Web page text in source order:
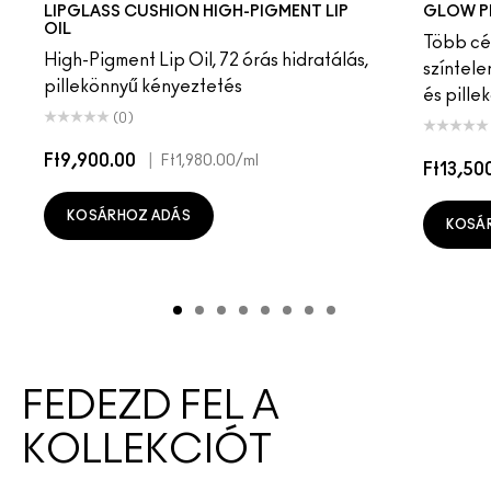
LIPGLASS CUSHION HIGH-PIGMENT LIP
OIL
High-Pigment Lip Oil, 72 órás hidratálás,
pillekönnyű kényeztetés
(0)
Ft9,900.00 Ft1,980.00/ml
KOSÁRHOZ ADÁS
GLOW
Több
és
FEDEZD FEL A
KOLLEKCIÓT